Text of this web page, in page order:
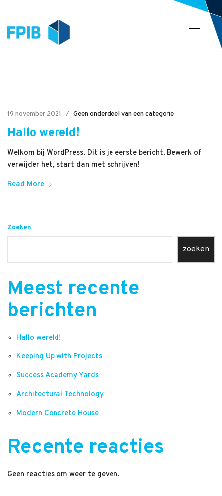
19 november 2021 Geen onderdeel van een categorie
Hallo wereld!
Welkom bij WordPress. Dit is je eerste bericht. Bewerk of
verwijder het, start dan met schrijven!
Read More
Zoeken
zoeken
Meest recente
berichten
Hallo wereld!
Keeping Up with Projects
Success Academy Yards
Architectural Technology
Modern Concrete House
Recente reacties
Geen reacties om weer te geven.